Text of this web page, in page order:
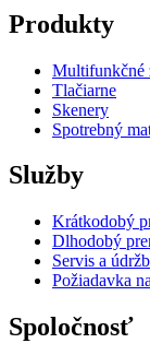
Produkty
Multifunkčné
Tlačiarne
Skenery
Spotrebný
Služby
Krátkodobý
Dlhodobý
Servis a
Požiadavka
Spoločnosť